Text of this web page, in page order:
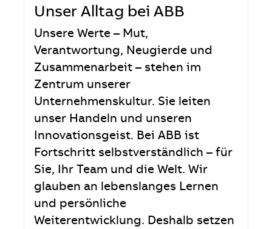
Unser Alltag bei ABB
Unsere Werte – Mut,
Verantwortung, Neugierde und
Zusammenarbeit – stehen im
Zentrum unserer
Unternehmenskultur. Sie leiten
unser Handeln und unseren
Innovationsgeist. Bei ABB ist
Fortschritt selbstverständlich – für
Sie, Ihr Team und die Welt. Wir
glauben an lebenslanges Lernen
und persönliche
Weiterentwicklung. Deshalb setzen